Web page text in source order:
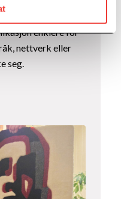
enklere for
nettverk eller
seg.